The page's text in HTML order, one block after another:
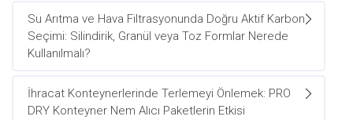
Su Arıtma ve Hava Filtrasyonunda Doğru Aktif Karbon
Seçimi: Silindirik, Granül veya Toz Formlar Nerede
Kullanılmalı?
İhracat Konteynerlerinde Terlemeyi Önlemek: PRO
DRY Konteyner Nem Alıcı Paketlerin Etkisi